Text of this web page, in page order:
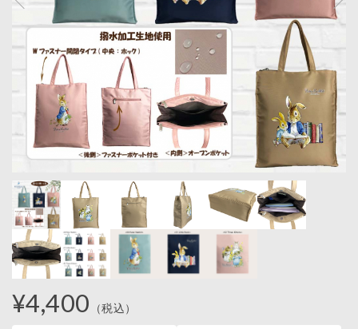
¥4,400 （税込）